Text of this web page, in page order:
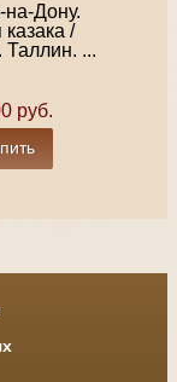
на-Дону.
/
Таллин. ...
руб.